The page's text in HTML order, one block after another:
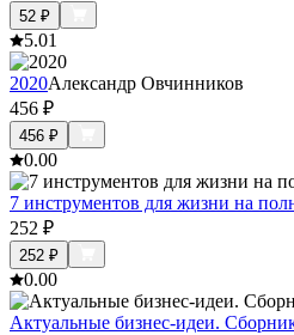
52 ₽
5.01
2020Александр Овчинников
456 ₽
456 ₽
0.00
7 инструментов для жизни на
252 ₽
252 ₽
0.00
Актуальные бизнес-идеи.